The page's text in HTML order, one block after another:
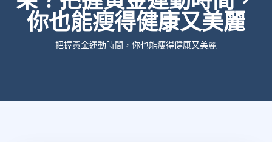
你也能瘦得健康又美麗
把握黃金運動時間，你也能瘦得健康又美麗